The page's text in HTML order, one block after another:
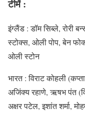
टीमें :
इंग्लैंड : डॉम सिब्ले, रोरी
स्टोक्स, ओली पोप, बेन
ओली स्टोन
भारत : विराट कोहली
अजिंक्य रहाणे, ऋषभ पंत
अक्षर पटेल, इशांत शर्मा,